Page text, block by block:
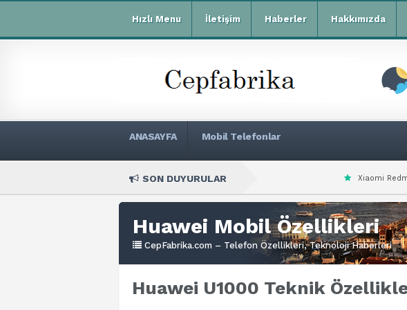
Hızlı Menu İletişim Haberler Hakkımızda
ANASAYFA Mobil Telefonlar
SON DUYURULAR Xiaomi Redmi R70m Teknik
Huawei Mobil Özellikleri
CepFabrika.com – Telefon Özellikleri, Teknoloji Haberleri
Huawei U1000 Teknik